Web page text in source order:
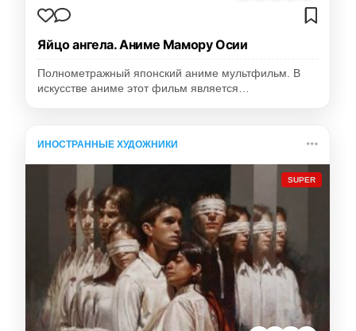
Яйцо ангела. Аниме Мамору Осии
Полнометражный японский аниме мультфильм. В
искусстве аниме этот фильм является…
ИНОСТРАННЫЕ ХУДОЖНИКИ
SUPER